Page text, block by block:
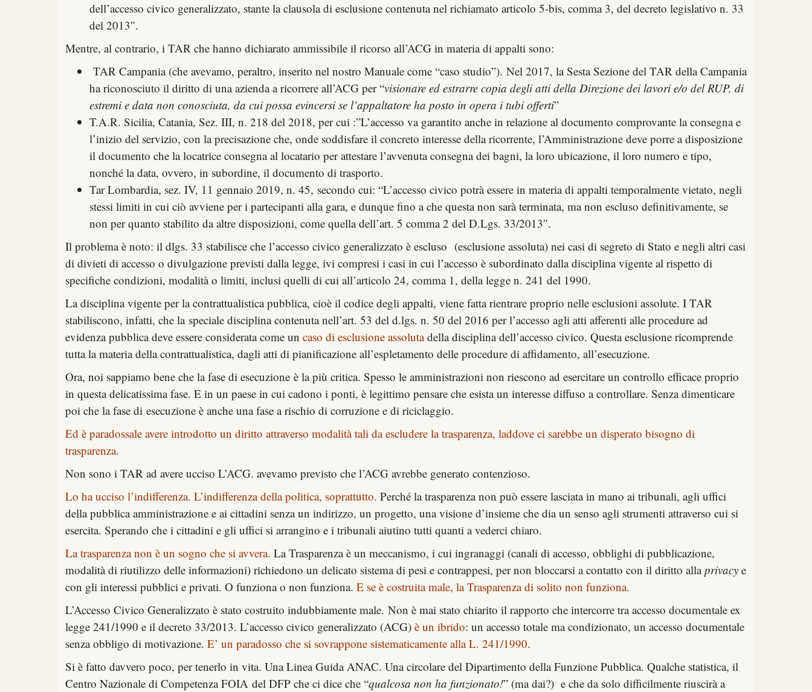
dell’accesso civico generalizzato, stante la clausola di esclusione contenuta nel richiamato articolo 5-bis, comma 3, del decreto legislativo n. 33
del 2013″.
Mentre, al contrario, i TAR che hanno dichiarato ammissibile il ricorso all’ACG in materia di appalti sono:
TAR Campania (che avevamo, peraltro, inserito nel nostro Manuale come “caso studio”). Nel 2017, la Sesta Sezione del TAR della Campania
ha riconosciuto il diritto di una azienda a ricorrere all’ACG per “visionare ed estrarre copia degli atti della Direzione dei lavori e/o del RUP, di
estremi e data non conosciuta, da cui possa evincersi se l’appaltatore ha posto in opera i tubi offerti”
T.A.R. Sicilia, Catania, Sez. III, n. 218 del 2018, per cui :”L’accesso va garantito anche in relazione al documento comprovante la consegna e
l’inizio del servizio, con la precisazione che, onde soddisfare il concreto interesse della ricorrente, l’Amministrazione deve porre a disposizione
il documento che la locatrice consegna al locatario per attestare l’avvenuta consegna dei bagni, la loro ubicazione, il loro numero e tipo,
nonché la data, ovvero, in subordine, il documento di trasporto.
Tar Lombardia, sez. IV, 11 gennaio 2019, n. 45, secondo cui: “L’accesso civico potrà essere in materia di appalti temporalmente vietato, negli
stessi limiti in cui ciò avviene per i partecipanti alla gara, e dunque fino a che questa non sarà terminata, ma non escluso definitivamente, se
non per quanto stabilito da altre disposizioni, come quella dell’art. 5 comma 2 del D.Lgs. 33/2013″.
Il problema è noto: il dlgs. 33 stabilisce che l’accesso civico generalizzato è escluso (esclusione assoluta) nei casi di segreto di Stato e negli altri casi
di divieti di accesso o divulgazione previsti dalla legge, ivi compresi i casi in cui l’accesso è subordinato dalla disciplina vigente al rispetto di
specifiche condizioni, modalità o limiti, inclusi quelli di cui all’articolo 24, comma 1, della legge n. 241 del 1990.
La disciplina vigente per la contrattualistica pubblica, cioè il codice degli appalti, viene fatta rientrare proprio nelle esclusioni assolute. I TAR
stabiliscono, infatti, che la speciale disciplina contenuta nell’art. 53 del d.lgs. n. 50 del 2016 per l’accesso agli atti afferenti alle procedure ad
evidenza pubblica deve essere considerata come un caso di esclusione assolutadella disciplina dell’accesso civico. Questa esclusione ricomprende
tutta la materia della contrattualistica, dagli atti di pianificazione all’espletamento delle procedure di affidamento, all’esecuzione.
Ora, noi sappiamo bene che la fase di esecuzione è la più critica. Spesso le amministrazioni non riescono ad esercitare un controllo efficace proprio
in questa delicatissima fase. E in un paese in cui cadono i ponti, è legittimo pensare che esista un interesse diffuso a controllare. Senza dimenticare
poi che la fase di esecuzione è anche una fase a rischio di corruzione e di riciclaggio.
Ed è paradossale avere introdotto un diritto attraverso modalità tali da escludere la trasparenza, laddove ci sarebbe un disperato bisogno di
trasparenza.
Non sono i TAR ad avere ucciso L’ACG. avevamo previsto che l’ACG avrebbe generato contenzioso.
Lo ha ucciso l’indifferenza. L’indifferenza della politica, soprattutto. Perché la trasparenza non può essere lasciata in mano ai tribunali, agli uffici
della pubblica amministrazione e ai cittadini senza un indirizzo, un progetto, una visione d’insieme che dia un senso agli strumenti attraverso cui si
esercita. Sperando che i cittadini e gli uffici si arrangino e i tribunali aiutino tutti quanti a vederci chiaro.
La trasparenza non è un sogno che si avvera. La Trasparenza è un meccanismo, i cui ingranaggi (canali di accesso, obblighi di pubblicazione,
modalità di riutilizzo delle informazioni) richiedono un delicato sistema di pesi e contrappesi, per non bloccarsi a contatto con il diritto allaprivacye
con gli interessi pubblici e privati. O funziona o non funziona. E se è costruita male, la Trasparenza di solito non funziona.
L’Accesso Civico Generalizzato è stato costruito indubbiamente male. Non è mai stato chiarito il rapporto che intercorre tra accesso documentale ex
legge 241/1990 e il decreto 33/2013. L’accesso civico generalizzato (ACG) è un ibrido: un accesso totale ma condizionato, un accesso documentale
senza obbligo di motivazione. E’ un paradosso che si sovrappone sistematicamente alla L. 241/1990.
Si è fatto davvero poco, per tenerlo in vita. Una Linea Guida ANAC. Una circolare del Dipartimento della Funzione Pubblica. Qualche statistica, il
Centro Nazionale di Competenza FOIAdel DFP che ci dice che “qualcosa non ha funzionato!” (ma dai?) e che da solo difficilmente riuscirà a